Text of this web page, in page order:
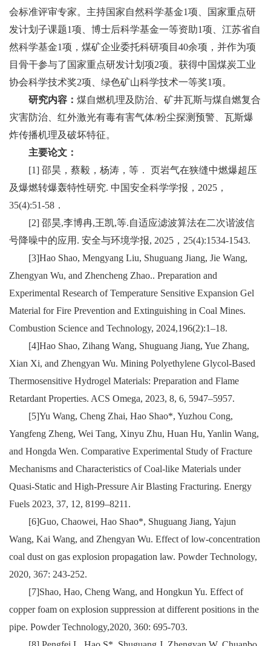
会标准评审专家。主持国家自然科学基金1项、国家重点研
发计划子课题1项、博士后科学基金一等资助1项、江苏省自
然科学基金1项，煤矿企业委托科研项目 40余项，并作为项
目骨干参与了国家重点研发计划项2项。获得中国煤炭工业
协会科学技术奖2项、绿色矿山科学技术一等奖1项。
研究内容： 煤自燃机理及防治、矿井瓦斯与煤自燃复合
灾害防治、红外激光有毒有害气体/粉尘探测预警、瓦斯爆
炸传播机理及破坏特征。
主要论文：
[1] 邵昊，蔡毅，杨涛，等．
页岩气在狭缝中燃爆超压
及爆燃转爆轰特性研究. 中国安全科学学报， 2025 ，
35(4):51-58 ．
[2] 邵昊,李博冉,王凯,等.自适应滤波算法在二次谐波信
号降噪中的应用 . 安全与环境学报, 2025 ， 25(4):1534-1543.
[3]Hao Shao, Mengyang Liu, Shuguang Jiang, Jie Wang,
Zhengyan Wu, and Zhencheng Zhao.. Preparation and
Experimental Research of Temperature Sensitive Expansion Gel
Material for Fire Prevention and Extinguishing in Coal Mines.
Combustion Science and Technology, 2024,196(2):1–18.
[4]Hao Shao, Zihang Wang, Shuguang Jiang, Yue Zhang,
Xian Xi, and Zhengyan Wu. Mining Polyethylene Glycol-Based
Thermosensitive Hydrogel Materials: Preparation and Flame
Retardant Properties. ACS Omega, 2023, 8, 6, 5947–5957.
[5]Yu Wang, Cheng Zhai, Hao Shao*, Yuzhou Cong,
Yangfeng Zheng, Wei Tang, Xinyu Zhu, Huan Hu, Yanlin Wang,
and Hongda Wen. Comparative Experimental Study of Fracture
Mechanisms and Characteristics of Coal-like Materials under
Quasi-Static and High-Pressure Air Blasting Fracturing. Energy
Fuels 2023, 37, 12, 8199–8211.
[6]Guo, Chaowei, Hao Shao*, Shuguang Jiang, Yajun
Wang, Kai Wang, and Zhengyan Wu. Effect of low-concentration
coal dust on gas explosion propagation law. Powder Technology,
2020, 367: 243-252.
[7]Shao, Hao, Cheng Wang, and Hongkun Yu. Effect of
copper foam on explosion suppression at different positions in the
pipe. Powder Technology,2020, 360: 695-703.